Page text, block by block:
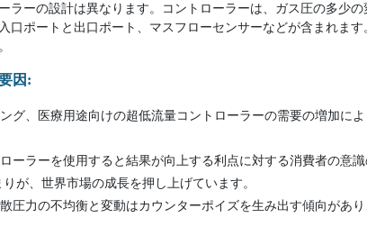
ラーの設計は異なります。コントローラーは、ガス圧の多少
口ポートと出口ポート、マスフローセンサーなどが含まれま
因:
グ、医療用途向けの超低流量コントローラーの需要の増加に
ーラーを使用すると結果が向上する利点に対する消費者の意
が、世界市場の成長を押し上げています。
圧力の不均衡と変動はカウンターポイズを生み出す傾向があ